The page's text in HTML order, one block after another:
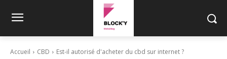
Accueil CBD Est-il autorisé d'acheter du cbd sur internet ?